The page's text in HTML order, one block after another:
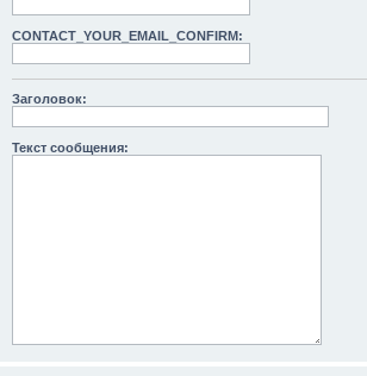
CONTACT_YOUR_EMAIL_CONFIRM:
Заголовок:
Текст сообщения: